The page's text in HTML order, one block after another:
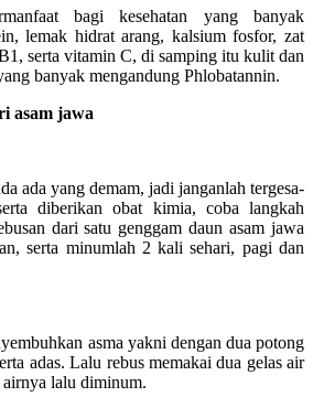
bagi kesehatan yang banyak
lemak hidrat arang, kalsium fosfor, zat
serta vitamin C, di samping itu kulit dan
banyak mengandung Phlobatannin.
asam jawa
ada yang demam, jadi janganlah tergesa-
diberikan obat kimia, coba langkah
dari satu genggam daun asam jawa
serta minumlah 2 kali sehari, pagi dan
asma yakni dengan dua potong
adas. Lalu rebus memakai dua gelas air
lalu diminum.